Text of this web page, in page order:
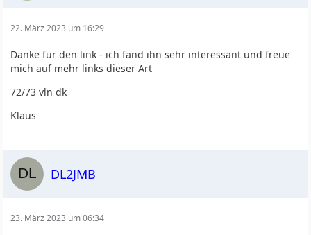
22. März 2023 um 16:29
Danke für den link - ich fand ihn sehr interessant und freue
mich auf mehr links dieser Art
72/73 vln dk
Klaus
DL2JMB
23. März 2023 um 06:34